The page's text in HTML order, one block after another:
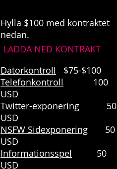
Hylla $100 med kontraktet
nedan.
Datorkontroll
$75-$100
Telefonkontroll
100
USD
Twitter-exponering
50
USD
NSFW Sidexponering
50
USD
Informationsspel
50
USD
LADDA NED KONTRAKT